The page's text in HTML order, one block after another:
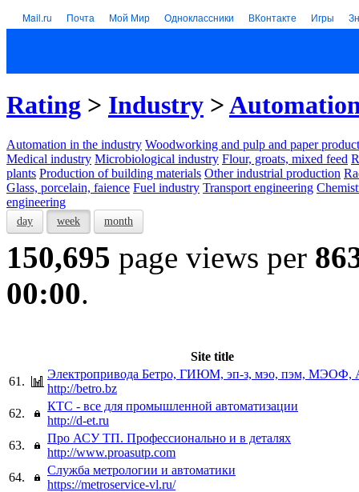
Mail.ru Почта Мой Мир Одноклассники ВКонтакте Игры
Rating > Industry >
Automation in the industry Woodworking and pulp and paper
Medical industry Microbiological industry Flour, groats, mixed feed
plants Production of building materials Other industrial production
Glass, porcelain, faience Fuel industry Transport engineering
engineering
day week month
150,695 page views per
00:00.
Site title
61.
Электропривода Бетро, ГИЮМ, эп-з, мэо, пэм, МЭОФ,
http://betro.bz
62.
КТС - все для промышленной автоматизации
http://d-et.ru
63.
Про АСУ ТП. Профессионально и в деталях
http://www.proasutp.com
64.
Служба метрологии и автоматики
https://metroservice-vl.ru/